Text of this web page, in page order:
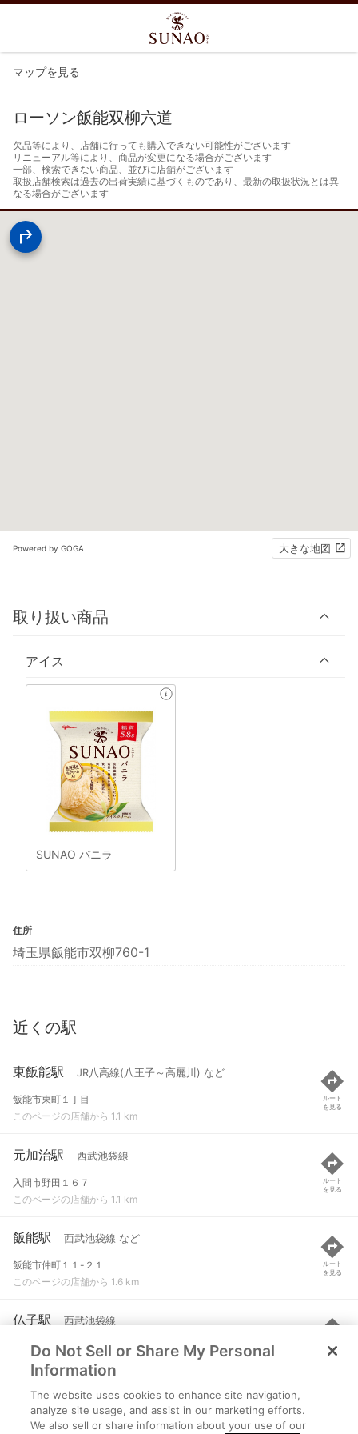
マップを見る
ローソン飯能双柳六道
欠品等により、店舗に行っても購入できない可能性がございます
リニューアル等により、商品が変更になる場合がございます
一部、検索できない商品、並びに店舗がございます
取扱店舗検索は過去の出荷実績に基づくものであり、最新の取扱状況とは異
なる場合がございます
Powered by GOGA 大きな地図
取り扱い商品
アイス
SUNAO バニラ
住所
埼玉県飯能市双柳760-1
近くの駅
東飯能駅 JR八高線(八王子～高麗川) など
飯能市東町１丁目
このページの店舗から 1.1 km
ルート
を見る
元加治駅 西武池袋線
入間市野田１６７
このページの店舗から 1.1 km
ルート
を見る
飯能駅 西武池袋線 など
飯能市仲町１１-２１
このページの店舗から 1.6 km
ルート
を見る
仏子駅 西武池袋線
入間市仏子８８０
このページの店舗から 2.4 km
ルート
を見る
金子駅 JR八高線(八王子～高麗川)
入間市南峯
Do Not Sell or Share My Personal
Information
The website uses cookies to enhance site navigation,
analyze site usage, and assist in our marketing efforts.
We also sell or share information about your use of our